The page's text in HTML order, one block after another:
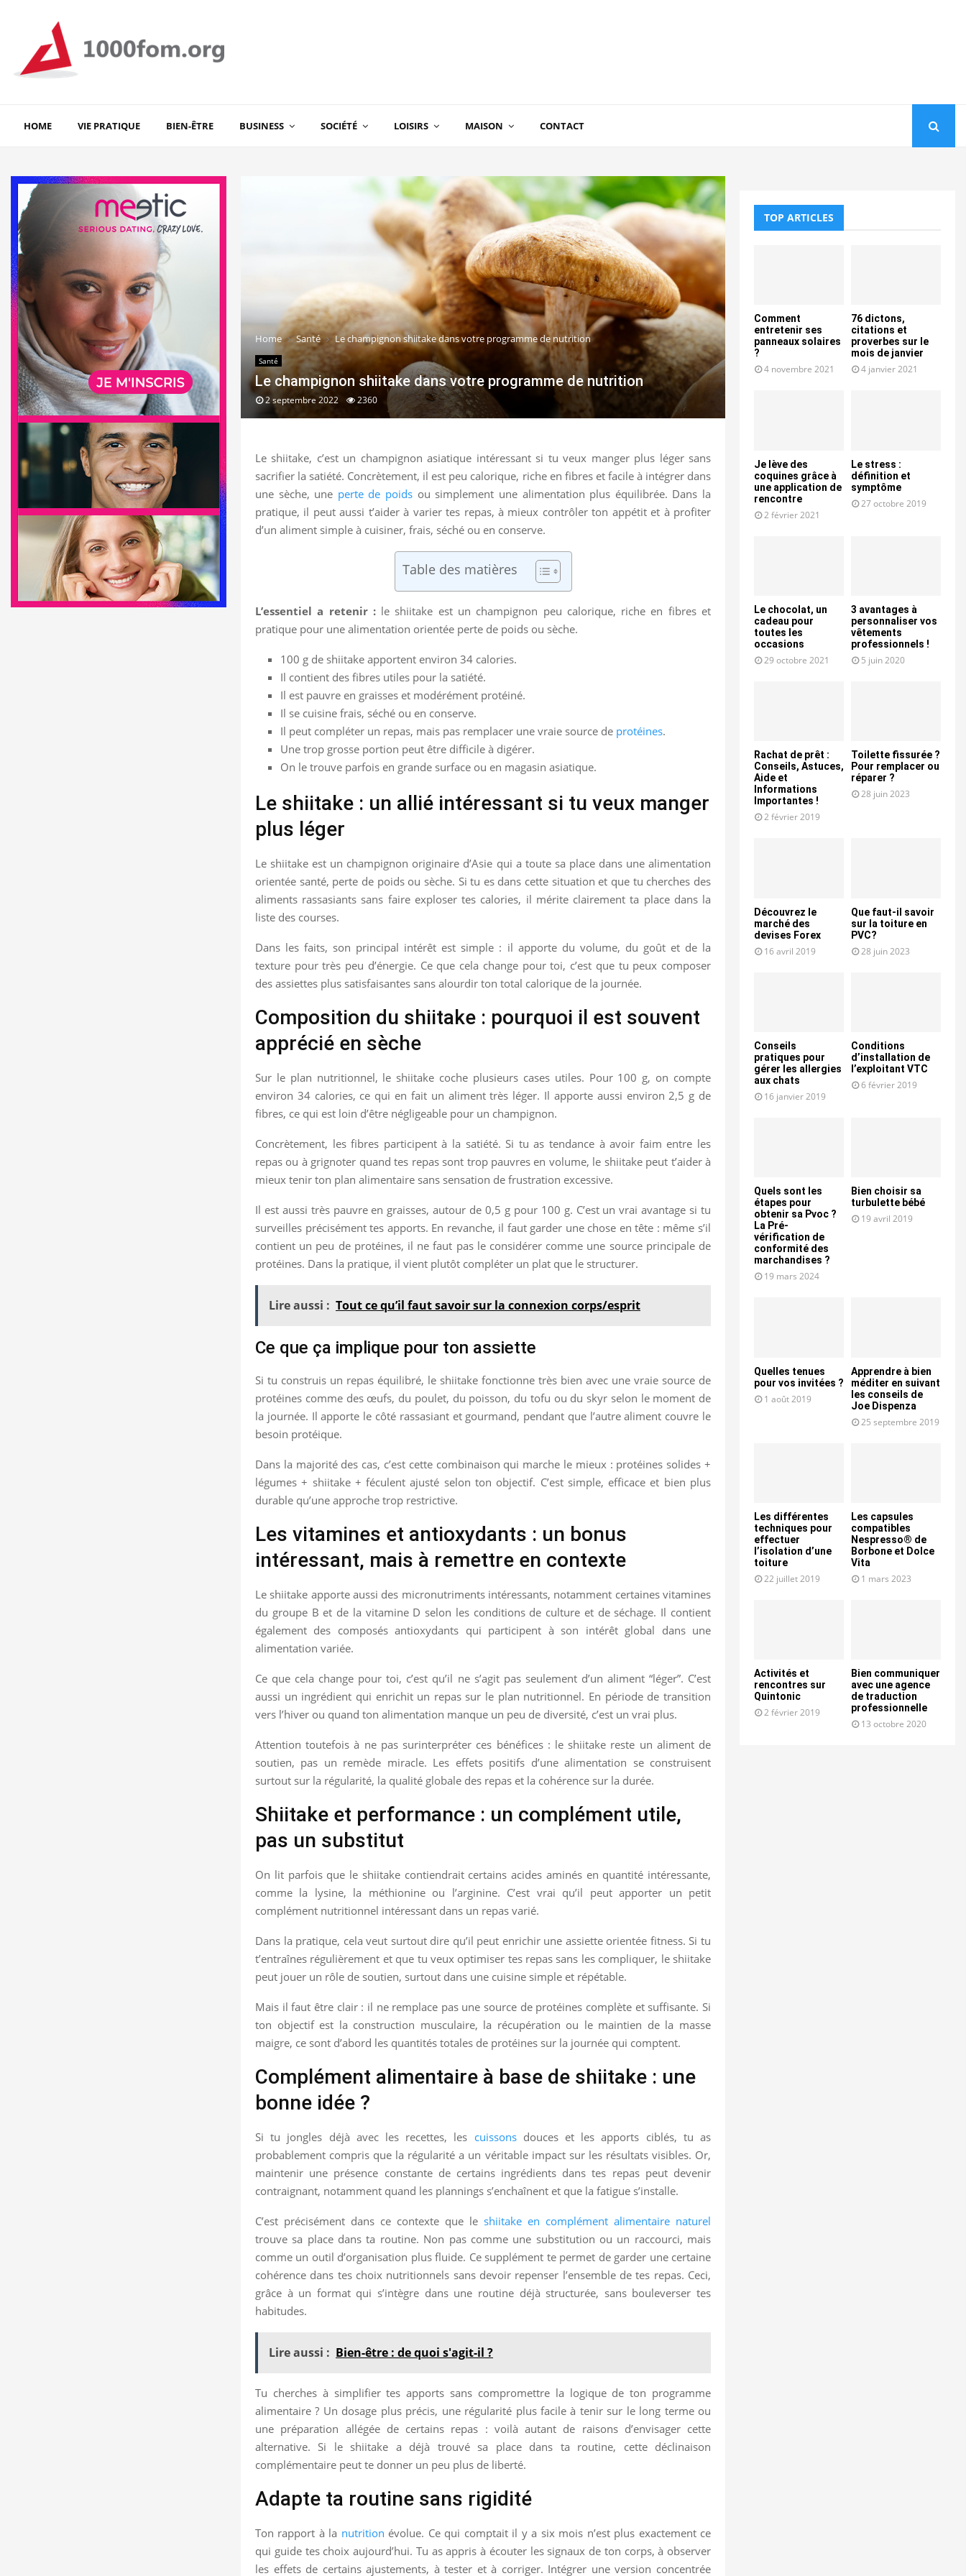
HOME VIE PRATIQUE BIEN-ÊTRE BUSINESS SOCIÉTÉ LOISIRS MAISON CONTACT
Home Santé Le champignon shiitake dans votre programme de nutrition
Santé
Le champignon shiitake dans votre programme de nutrition
2 septembre 2022 2360
Le shiitake, c’est un champignon asiatique intéressant si tu veux manger plus léger sans
sacrifier la satiété. Concrètement, il est peu calorique, riche en fibres et facile à intégrer dans
une sèche, une perte de poids ou simplement une alimentation plus équilibrée. Dans la
pratique, il peut aussi t’aider à varier tes repas, à mieux contrôler ton appétit et à profiter
d’un aliment simple à cuisiner, frais, séché ou en conserve.
Table des matières
L’essentiel a retenir :le shiitake est un champignon peu calorique, riche en fibres et
pratique pour une alimentation orientée perte de poids ou sèche.
100 g de shiitake apportent environ 34 calories.
Il contient des fibres utiles pour la satiété.
Il est pauvre en graisses et modérément protéiné.
Il se cuisine frais, séché ou en conserve.
Il peut compléter un repas, mais pas remplacer une vraie source de protéines.
Une trop grosse portion peut être difficile à digérer.
On le trouve parfois en grande surface ou en magasin asiatique.
Le shiitake : un allié intéressant si tu veux manger
plus léger
Le shiitake est un champignon originaire d’Asie qui a toute sa place dans une alimentation
orientée santé, perte de poids ou sèche. Si tu es dans cette situation et que tu cherches des
aliments rassasiants sans faire exploser tes calories, il mérite clairement ta place dans la
liste des courses.
Dans les faits, son principal intérêt est simple : il apporte du volume, du goût et de la
texture pour très peu d’énergie. Ce que cela change pour toi, c’est que tu peux composer
des assiettes plus satisfaisantes sans alourdir ton total calorique de la journée.
Composition du shiitake : pourquoi il est souvent
apprécié en sèche
Sur le plan nutritionnel, le shiitake coche plusieurs cases utiles. Pour 100 g, on compte
environ 34 calories, ce qui en fait un aliment très léger. Il apporte aussi environ 2,5 g de
fibres, ce qui est loin d’être négligeable pour un champignon.
Concrètement, les fibres participent à la satiété. Si tu as tendance à avoir faim entre les
repas ou à grignoter quand tes repas sont trop pauvres en volume, le shiitake peut t’aider à
mieux tenir ton plan alimentaire sans sensation de frustration excessive.
Il est aussi très pauvre en graisses, autour de 0,5 g pour 100 g. C’est un vrai avantage si tu
surveilles précisément tes apports. En revanche, il faut garder une chose en tête : même s’il
contient un peu de protéines, il ne faut pas le considérer comme une source principale de
protéines. Dans la pratique, il vient plutôt compléter un plat que le structurer.
Lire aussi : Tout ce qu’il faut savoir sur la connexion corps/esprit
Ce que ça implique pour ton assiette
Si tu construis un repas équilibré, le shiitake fonctionne très bien avec une vraie source de
protéines comme des œufs, du poulet, du poisson, du tofu ou du skyr selon le moment de
la journée. Il apporte le côté rassasiant et gourmand, pendant que l’autre aliment couvre le
besoin protéique.
Dans la majorité des cas, c’est cette combinaison qui marche le mieux : protéines solides +
légumes + shiitake + féculent ajusté selon ton objectif. C’est simple, efficace et bien plus
durable qu’une approche trop restrictive.
Les vitamines et antioxydants : un bonus
intéressant, mais à remettre en contexte
Le shiitake apporte aussi des micronutriments intéressants, notamment certaines vitamines
du groupe B et de la vitamine D selon les conditions de culture et de séchage. Il contient
également des composés antioxydants qui participent à son intérêt global dans une
alimentation variée.
Ce que cela change pour toi, c’est qu’il ne s’agit pas seulement d’un aliment “léger”. C’est
aussi un ingrédient qui enrichit un repas sur le plan nutritionnel. En période de transition
vers l’hiver ou quand ton alimentation manque un peu de diversité, c’est un vrai plus.
Attention toutefois à ne pas surinterpréter ces bénéfices : le shiitake reste un aliment de
soutien, pas un remède miracle. Les effets positifs d’une alimentation se construisent
surtout sur la régularité, la qualité globale des repas et la cohérence sur la durée.
Shiitake et performance : un complément utile,
pas un substitut
On lit parfois que le shiitake contiendrait certains acides aminés en quantité intéressante,
comme la lysine, la méthionine ou l’arginine. C’est vrai qu’il peut apporter un petit
complément nutritionnel intéressant dans un repas varié.
Dans la pratique, cela veut surtout dire qu’il peut enrichir une assiette orientée fitness. Si tu
t’entraînes régulièrement et que tu veux optimiser tes repas sans les compliquer, le shiitake
peut jouer un rôle de soutien, surtout dans une cuisine simple et répétable.
Mais il faut être clair : il ne remplace pas une source de protéines complète et suffisante. Si
ton objectif est la construction musculaire, la récupération ou le maintien de la masse
maigre, ce sont d’abord les quantités totales de protéines sur la journée qui comptent.
Complément alimentaire à base de shiitake : une
bonne idée ?
Si tu jongles déjà avec les recettes, les cuissonsdouces et les apports ciblés, tu as
probablement compris que la régularité a un véritable impact sur les résultats visibles. Or,
maintenir une présence constante de certains ingrédients dans tes repas peut devenir
contraignant, notamment quand les plannings s’enchaînent et que la fatigue s’installe.
C’est précisément dans ce contexte que le shiitake en complément alimentaire naturel
trouve sa place dans ta routine. Non pas comme une substitution ou un raccourci, mais
comme un outil d’organisation plus fluide. Ce supplément te permet de garder une certaine
cohérence dans tes choix nutritionnels sans devoir repenser l’ensemble de tes repas. Ceci,
grâce à un format qui s’intègre dans une routine déjà structurée, sans bouleverser tes
habitudes.
Lire aussi : Bien-être : de quoi s'agit-il ?
Tu cherches à simplifier tes apports sans compromettre la logique de ton programme
alimentaire ? Un dosage plus précis, une régularité plus facile à tenir sur le long terme ou
une préparation allégée de certains repas : voilà autant de raisons d’envisager cette
alternative. Si le shiitake a déjà trouvé sa place dans ta routine, cette déclinaison
complémentaire peut te donner un peu plus de liberté.
Adapte ta routine sans rigidité
Ton rapport à la nutrition évolue. Ce qui comptait il y a six mois n’est plus exactement ce
qui guide tes choix aujourd’hui. Tu as appris à écouter les signaux de ton corps, à observer
les effets de certains ajustements, à tester et à corriger. Intégrer une version concentrée
TOP ARTICLES
Comment
entretenir ses
panneaux solaires
?
4 novembre 2021
76 dictons,
citations et
proverbes sur le
mois de janvier
4 janvier 2021
Je lève des
coquines grâce à
une application de
rencontre
2 février 2021
Le stress :
définition et
symptôme
27 octobre 2019
Le chocolat, un
cadeau pour
toutes les
occasions
29 octobre 2021
3 avantages à
personnaliser vos
vêtements
professionnels !
5 juin 2020
Rachat de prêt :
Conseils, Astuces,
Aide et
Informations
Importantes !
2 février 2019
Toilette fissurée ?
Pour remplacer ou
réparer ?
28 juin 2023
Découvrez le
marché des
devises Forex
16 avril 2019
Que faut-il savoir
sur la toiture en
PVC?
28 juin 2023
Conseils
pratiques pour
gérer les allergies
aux chats
16 janvier 2019
Conditions
d’installation de
l’exploitant VTC
6 février 2019
Quels sont les
étapes pour
obtenir sa Pvoc ?
La Pré-
vérification de
conformité des
marchandises ?
19 mars 2024
Bien choisir sa
turbulette bébé
19 avril 2019
Quelles tenues
pour vos invitées ?
1 août 2019
Apprendre à bien
méditer en suivant
les conseils de
Joe Dispenza
25 septembre 2019
Les différentes
techniques pour
effectuer
l’isolation d’une
toiture
22 juillet 2019
Les capsules
compatibles
Nespresso® de
Borbone et Dolce
Vita
1 mars 2023
Activités et
rencontres sur
Quintonic
2 février 2019
Bien communiquer
avec une agence
de traduction
professionnelle
13 octobre 2020